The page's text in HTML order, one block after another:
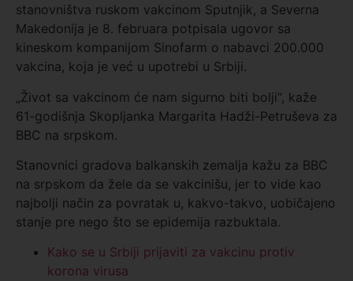
stanovništva ruskom vakcinom Sputnjik, a Severna
Makedonija je 8. februara potpisala ugovor sa
kineskom kompanijom Sinofarm o nabavci 200.000
vakcina, koja je već u upotrebi u Srbiji.
„Život sa vakcinom će nam sigurno biti bolji“, kaže
61-godišnja Skopljanka Margarita Hadži-Petruševa za
BBC na srpskom.
Stanovnici gradova balkanskih zemalja kažu za BBC
na srpskom da žele da se vakcinišu, jer to vide kao
najbolji način za povratak u, kakvo-takvo, uobičajeno
stanje pre nego što se epidemija razbuktala.
Kako se u Srbiji prijaviti za vakcinu protiv
korona virusa